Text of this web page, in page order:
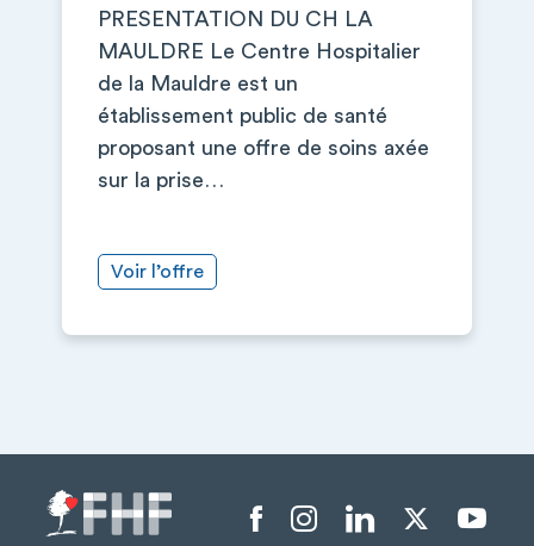
PRESENTATION DU CH LA
MAULDRE Le Centre Hospitalier
de la Mauldre est un
établissement public de santé
proposant une offre de soins axée
sur la prise…
Voir l’offre
Menu liens sociaux